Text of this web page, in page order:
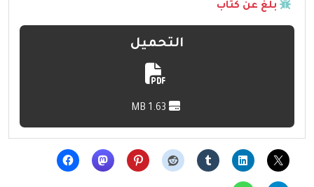
بلّغ عن كتاب
التحميل